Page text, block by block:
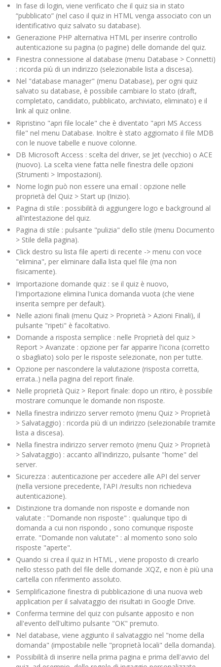
In fase di login, viene verificato che il quiz sia in stato
“pubblicato” (nel caso il quiz in HTML venga associato con un
identificativo quiz salvato su database).
Generazione PHP alternativa HTML per inserire controllo
autenticazione su pagina (o pagine) delle domande del quiz.
Finestra connessione al database (menu Database > Connetti)
: ricorda più di un indirizzo (selezionabile lista a discesa).
Nel "database manager" (menu Database), per ogni quiz
salvato su database, è possibile cambiare lo stato (draft,
completato, candidato, pubblicato, archiviato, eliminato) e il
link al quiz online.
Ripristino "apri file locale" che è diventato "apri MS Access
file" nel menu Database. Inoltre è stato aggiornato il file MDB
con le nuove tabelle e nuove colonne.
DB Microsoft Access : scelta del driver, se Jet (vecchio) o ACE
(nuovo). La scelta viene fatta nelle finestra delle opzioni
(Strumenti > Impostazioni).
Nome login può non essere una email : opzione nelle
proprietà del Quiz > Start up (Inizio).
Pagina di stile : possibilità di aggiungere logo e background al
all'intestazione del quiz.
Pagina di stile : pulsante "pulizia" dello stile (menu Documento
> Stile della pagina).
Click destro su lista file aperti di recente -> menu con voce
"elimina", per eliminare dalla lista quel file (ma non
fisicamente).
Importazione domande quiz : se il quiz è nuovo,
l'importazione elimina l'unica domanda vuota (che viene
inserita sempre per default).
Nelle azioni finali (menu Quiz > Proprietà > Azioni Finali), il
pulsante "ripeti" è facoltativo.
Domande a risposta semplice : nelle Proprietà del quiz >
Report > Avanzate : opzione per far apparire l'icona (corretto
o sbagliato) solo per le risposte selezionate, non per tutte.
Opzione per nascondere la valutazione (risposta corretta,
errata..) nella pagina del report finale.
Nelle proprietà Quiz > Report finale: dopo un ritiro, è possibile
mostrare comunque le domande non risposte.
Nella finestra indirizzo server remoto (menu Quiz > Proprietà
> Salvataggio) : ricorda più di un indirizzo (selezionabile tramite
lista a discesa).
Nella finestra indirizzo server remoto (menu Quiz > Proprietà
> Salvataggio) : accanto all'indirizzo, pulsante "home" del
server.
Sicurezza : autenticazione per accedere alle API del server
(nella versione precedente, l'API /results non richiedeva
autenticazione).
Distinzione tra domande non risposte e domande non
valutate : "Domande non risposte" : qualunque tipo di
domanda a cui non rispondo , sono comunque risposte
errate. "Domande non valutate" : al momento sono solo
risposte "aperte".
Quando si crea il quiz in HTML , viene proposto di crearlo
nello stesso path del file delle domande .XQZ, e non è più una
cartella con riferimento assoluto.
Semplificazione finestra di pubblicazione di una nuova web
application per il salvataggio dei risultati in Google Drive.
Conferma termine del quiz con pulsante apposito e non
all'evento dell'ultimo pulsante "OK" premuto.
Nel database, viene aggiunto il salvataggio nel "nome della
domanda" (impostabile nelle "proprietà locali" della domanda).
Possibilità di inserire nella prima pagina e prima dell'avvio del